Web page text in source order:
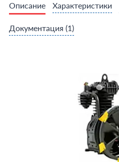
Описание Характеристики
Документация (1)